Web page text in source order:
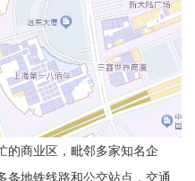
的商业区，毗邻多家知名企
条地铁线路和公交站点，交通